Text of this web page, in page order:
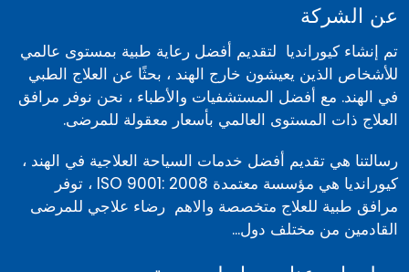
عن الشركة
تم إنشاء كيورانديا لتقديم أفضل رعاية طبية بمستوى عالمي
للأشخاص الذين يعيشون خارج الهند ، بحثًا عن العلاج الطبي
في الهند. مع أفضل المستشفيات والأطباء ، نحن نوفر مرافق
العلاج ذات المستوى العالمي بأسعار معقولة للمرضى.
رسالتنا هي تقديم أفضل خدمات السياحة العلاجية في الهند ،
كيورانديا هي مؤسسة معتمدة ISO 9001: 2008 ، توفر
مرافق طبية للعلاج متخصصة والاهم رضاء علاجي للمرضى
القادمين من مختلف دول...